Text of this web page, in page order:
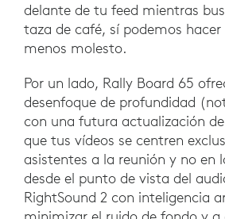
delante de tu feed mientras
taza de café, sí podemos
menos molesto.
Por un lado, Rally Board 65
desenfoque de profundidad
con una futura actualización
que tus vídeos se centren
asistentes a la reunión y no en
desde el punto de vista del
RightSound 2 con inteligencia